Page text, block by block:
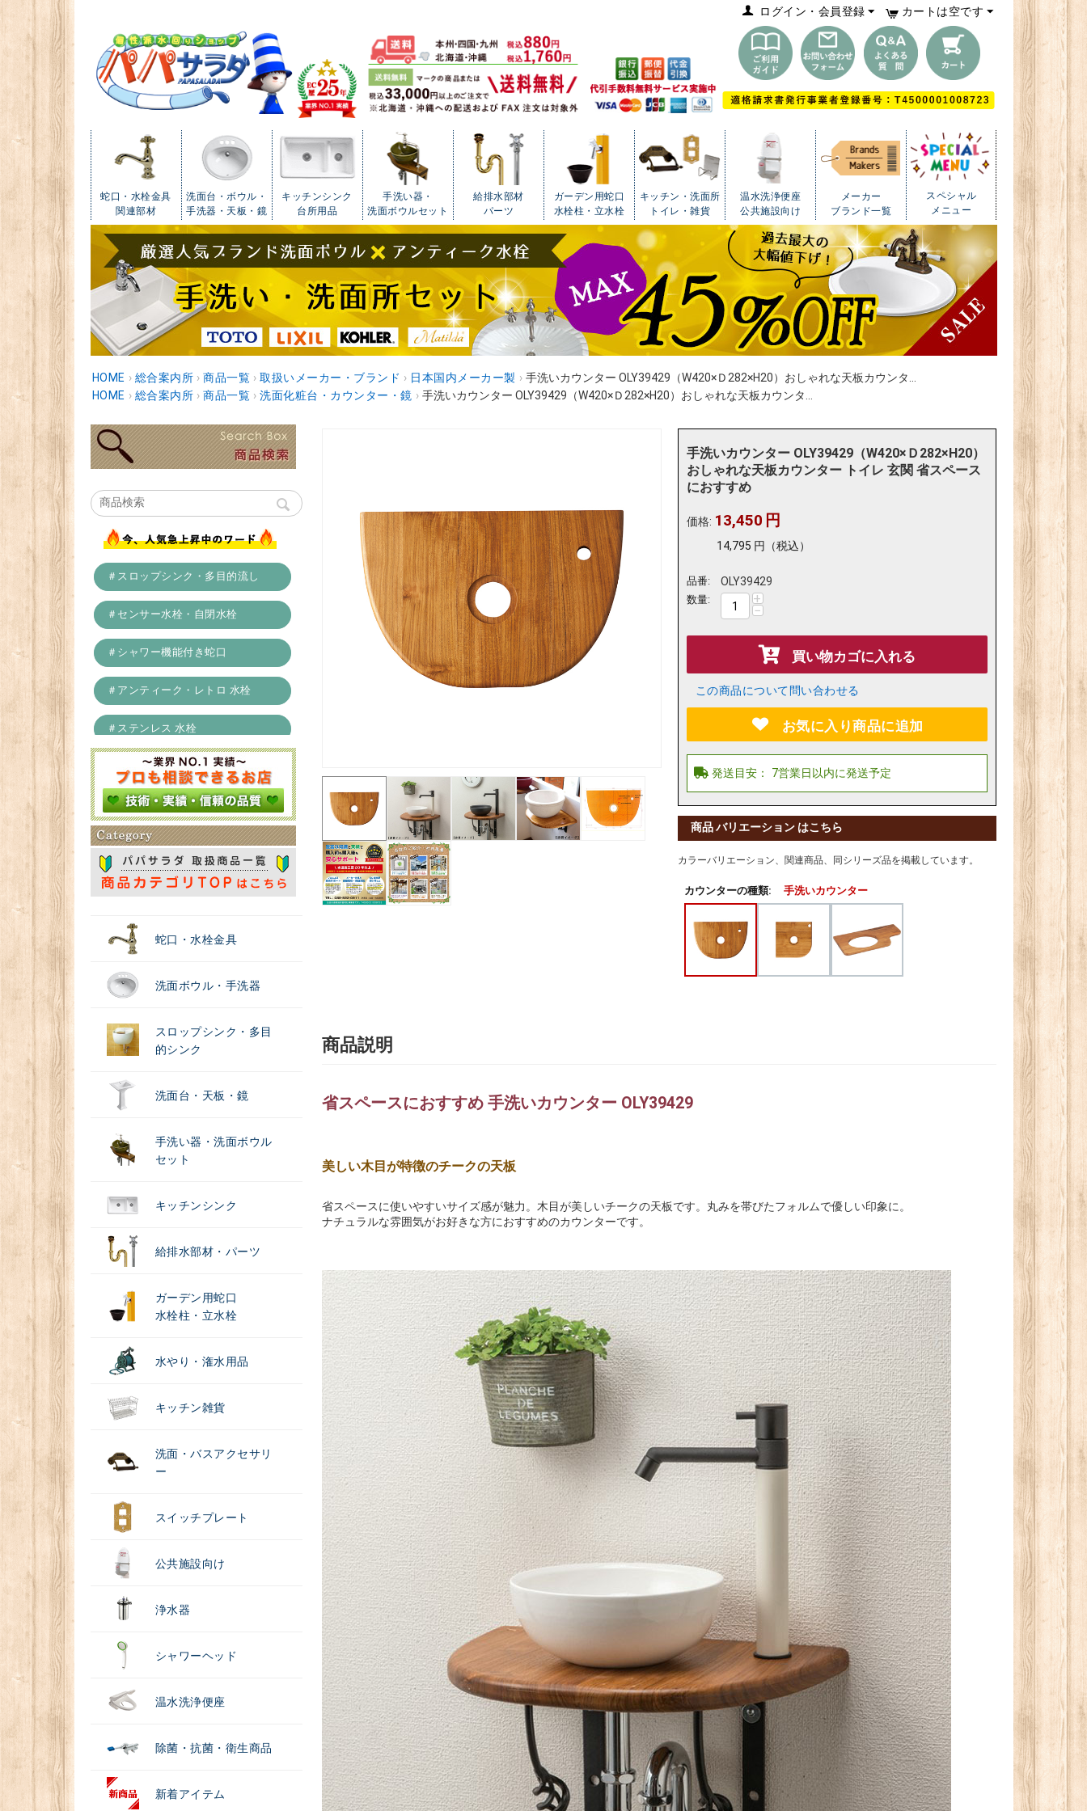
カートは空です
ログイン・会員登録
蛇口・水栓金具
関連部材
洗面台・ボウル・
手洗器・天板・鏡
キッチンシンク
台所用品
手洗い器・
洗面ボウルセット
給排水部材
パーツ
ガーデン用蛇口
水栓柱・立水栓
キッチン・洗面所
トイレ・雑貨
温水洗浄便座
公共施設向け
メーカー
ブランド一覧
スペシャル
メニュー
HOME › 総合案内所 › 商品一覧 › 取扱いメーカー・ブランド › 日本国内メーカー製 › 手洗いカウンター OLY39429（W420×Ｄ282×H20）おしゃれな天板カウンタ...
HOME › 総合案内所 › 商品一覧 › 洗面化粧台・カウンター・鏡 › 手洗いカウンター OLY39429（W420×Ｄ282×H20）おしゃれな天板カウンタ...
＃スロップシンク・多目的流し
＃センサー水栓・自閉水栓
＃シャワー機能付き蛇口
＃アンティーク・レトロ 水栓
＃ステンレス 水栓
＃浄水器
蛇口・水栓金具
洗面ボウル・手洗器
スロップシンク・多目
的シンク
洗面台・天板・鏡
手洗い器・洗面ボウル
セット
キッチンシンク
給排水部材・パーツ
ガーデン用蛇口
水栓柱・立水栓
水やり・潅水用品
キッチン雑貨
洗面・バスアクセサリ
ー
スイッチプレート
公共施設向け
浄水器
シャワーヘッド
温水洗浄便座
除菌・抗菌・衛生商品
新着アイテム
手洗いカウンター OLY39429（W420×Ｄ282×H20）
おしゃれな天板カウンター トイレ 玄関 省スペース
におすすめ
価格: 13,450 円
14,795 円 （税込）
品番: OLY39429
数量: +
−
買い物カゴに入れる
この商品について問い合わせる
お気に入り商品に追加
商品 バリエーション はこちら
カラーバリエーション、関連商品、同シリーズ品を掲載しています。
カウンターの種類: 手洗いカウンター
商品説明
省スペースにおすすめ 手洗いカウンター OLY39429
美しい木目が特徴のチークの天板
省スペースに使いやすいサイズ感が魅力。木目が美しいチークの天板です。丸みを帯びたフォルムで優しい印象に。
ナチュラルな雰囲気がお好きな方におすすめのカウンターです。